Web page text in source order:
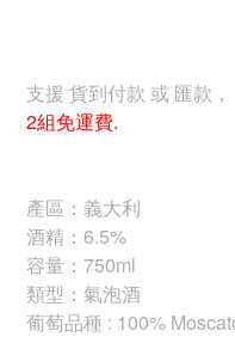
支援 貨到付款 或 匯款，
2組免運費.
產區：義大利
酒精：6.5%
容量：750ml
類型：氣泡酒
葡萄品種 : 100%